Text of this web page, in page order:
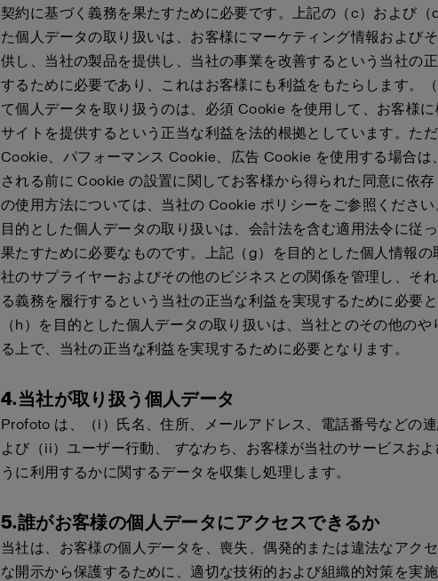
契約に基づく義務を果たすために必要です。上記の（c）および（
た個人データの取り扱いは、お客様にマーケティング情報および
供し、当社の製品を提供し、当社の事業を改善するという当社の
するために必要であり、これはお客様にも利益をもたらします。
て個人データを取り扱うのは、必須 Cookie を使用して、お客様
サイトを提供するという正当な利益を法的根拠としています。た
Cookie、パフォーマンス Cookie、広告 Cookie を使用する場合は
される前に Cookie の設置に関してお客様から得られた同意に依
の使用方法については、当社の Cookie ポリシーをご参照くださ
目的とした個人データの取り扱いは、会計法を含む適用法令に従
果たすために必要なものです。上記（g）を目的とした個人情報の
社のサプライヤーおよびその他のビジネスとの関係を管理し、そ
る義務を履行するという当社の正当な利益を実現するために必要
（h）を目的とした個人データの取り扱いは、当社とのその他のや
る上で、当社の正当な利益を実現するために必要となります。
4.当社が取り扱う個人データ
Profoto は、（i）氏名、住所、メールアドレス、電話番号などの
よび（ii）ユーザー行動、
すなわち、お客様が当社のサービスお
うに利用するかに関するデータを収集し処理します。
5.誰がお客様の個人データにアクセスできるか
当社は、お客様の個人データを、喪失、偶発的または違法なアク
な開示から保護するために、適切な技術的および組織的対策を実